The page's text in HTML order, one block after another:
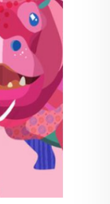
komórki
kinetyczny
aragonitem,
Usuwa
do stałego
do